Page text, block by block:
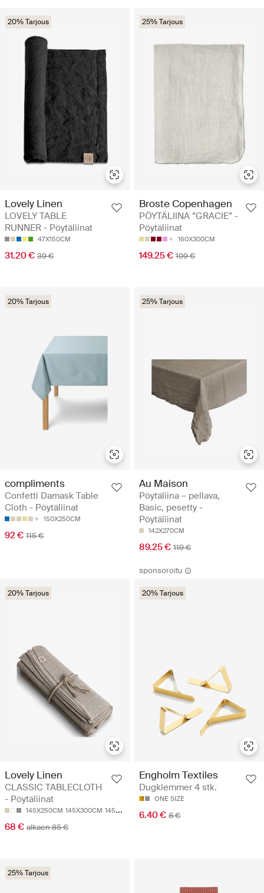
20% Tarjous
Lovely Linen
LOVELY TABLE
RUNNER - Pöytäliinat
47X150CM
31.20 € 39 €
25% Tarjous
Broste Copenhagen
PÖYTÄLIINA ”GRACIE” -
Pöytäliinat
160X300CM
149.25 € 199 €
20% Tarjous
compliments
Confetti Damask Table
Cloth - Pöytäliinat
150X250CM
92 € 115 €
25% Tarjous
Au Maison
Pöytäliina – pellava,
Basic, pesetty -
Pöytäliinat
142X270CM
89.25 € 119 €
20% Tarjous
Lovely Linen
CLASSIC TABLECLOTH
- Pöytäliinat
145X250CM 145X300CM 145X380CM
68 € alkaen 85 €
sponsoroitu
20% Tarjous
Engholm Textiles
Dugklemmer 4 stk.
ONE SIZE
6.40 € 8 €
25% Tarjous